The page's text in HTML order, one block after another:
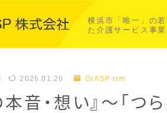
横浜市「唯一」の
た介護サービス事業
2026.01.20 GrASP ism
本音・想い』〜「つ